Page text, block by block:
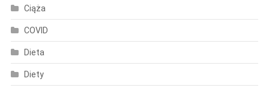
Ciąża
COVID
Dieta
Diety